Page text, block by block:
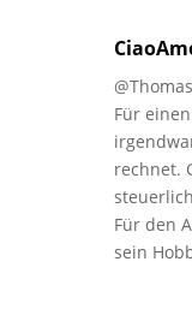
@Thomas
Für
rechnet.
Für den
sein